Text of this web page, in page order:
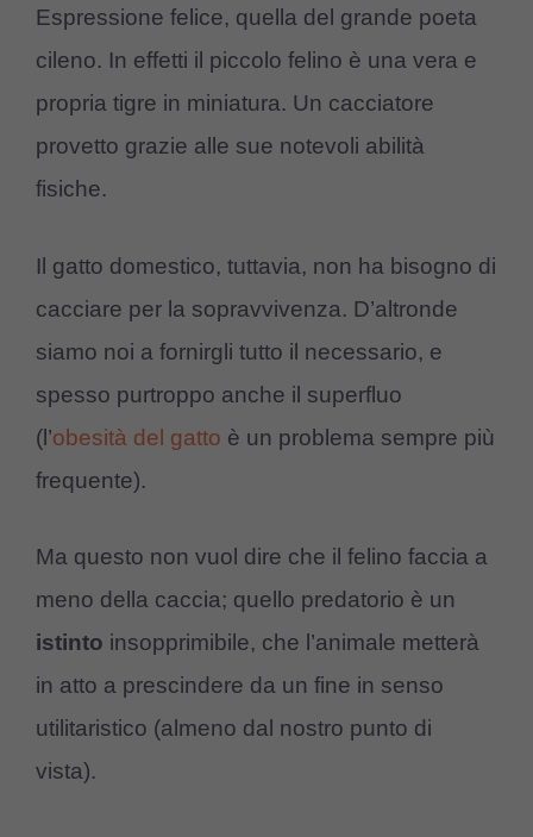
Espressione felice, quella del grande poeta
cileno. In effetti il piccolo felino è una vera e
propria tigre in miniatura. Un cacciatore
provetto grazie alle sue notevoli abilità
fisiche.
Il gatto domestico, tuttavia, non ha bisogno di
cacciare per la sopravvivenza. D’altronde
siamo noi a fornirgli tutto il necessario, e
spesso purtroppo anche il superfluo
(l’obesità del gatto è un problema sempre più
frequente).
Ma questo non vuol dire che il felino faccia a
meno della caccia; quello predatorio è un
istinto insopprimibile, che l’animale metterà
in atto a prescindere da un fine in senso
utilitaristico (almeno dal nostro punto di
vista).